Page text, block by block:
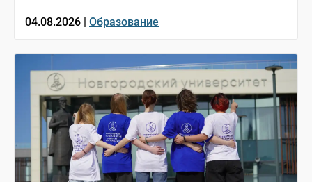
04.08.2026 | Образование